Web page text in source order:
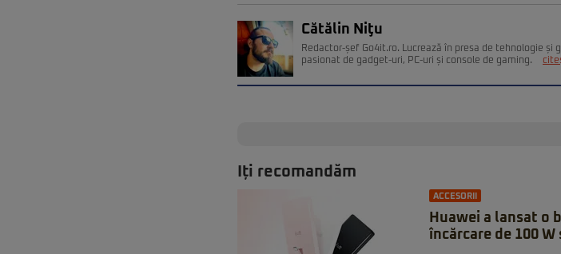
Cătălin Niţu
Redactor-șef Go4it.ro. Lucrează în presa de tehnologie
pasionat de gadget-uri, PC-uri și console de gaming.
Iți recomandăm
ACCESORII
Huawei a lansat o
încărcare de 100